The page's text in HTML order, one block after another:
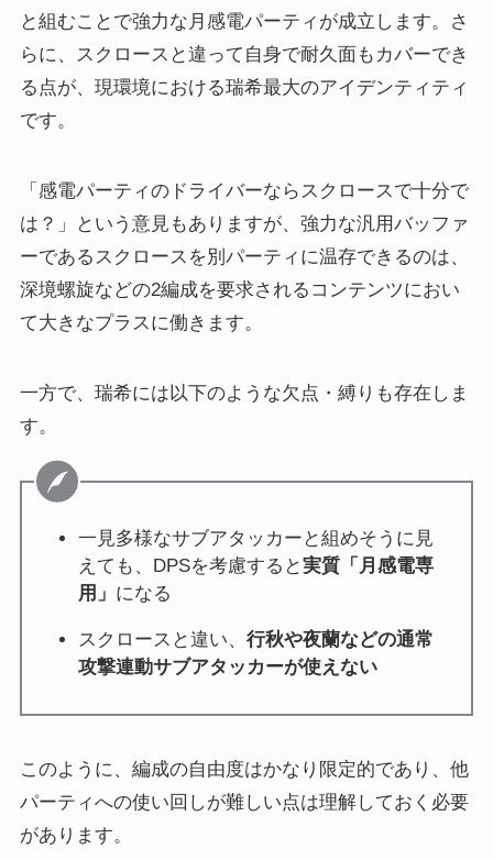
と組むことで強力な月感電パーティが成立します。さ
らに、スクロースと違って自身で耐久面もカバーでき
る点が、現環境における瑞希最大のアイデンティティ
です。
「感電パーティのドライバーならスクロースで十分で
は？」という意見もありますが、強力な汎用バッファ
ーであるスクロースを別パーティに温存できるのは、
深境螺旋などの2編成を要求されるコンテンツにおい
て大きなプラスに働きます。
一方で、瑞希には以下のような欠点・縛りも存在しま
す。
一見多様なサブアタッカーと組めそうに見
えても、DPSを考慮すると実質「月感電専
用」 になる
スクロースと違い、 行秋や夜蘭などの通常
攻撃連動サブアタッカーが使えない
このように、編成の自由度はかなり限定的であり、他
パーティへの使い回しが難しい点は理解しておく必要
があります。